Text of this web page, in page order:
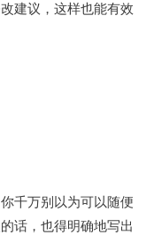
建议，这样也能有效
千万别以为可以随便
话，也得明确地写出